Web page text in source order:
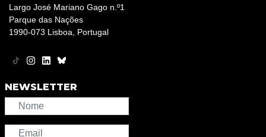
Largo José Mariano Gago n.º1
Parque das Nações
1990-073 Lisboa, Portugal
NEWSLETTER